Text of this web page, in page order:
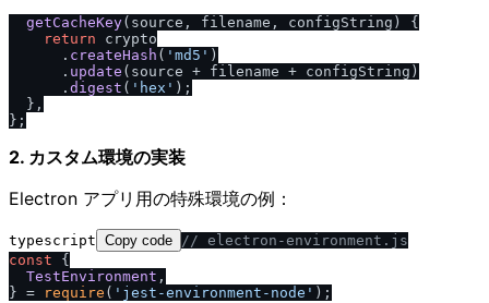
getCacheKey( source, filename, configString ) {
return crypto
      .
createHash ( 'md5' )
      .
update (source + filename + configString)
      .
digest ( 'hex' );
  },
2. カスタム環境の実装
Electron アプリ用の特殊環境の例：
typescript Copy code // electron-environment.js
const {
TestEnvironment ,
} =
require ( 'jest-environment-node' );